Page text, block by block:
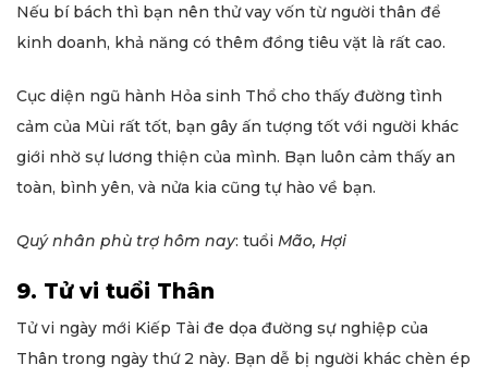
Nếu bí bách thì bạn nên thử vay vốn từ người thân để
kinh doanh, khả năng có thêm đồng tiêu vặt là rất cao.
Cục diện ngũ hành Hỏa sinh Thổ cho thấy đường tình
cảm của Mùi rất tốt, bạn gây ấn tượng tốt với người khác
giới nhờ sự lương thiện của mình. Bạn luôn cảm thấy an
toàn, bình yên, và nửa kia cũng tự hào về bạn.
Quý nhân phù trợ hôm nay: tuổi Mão, Hợi
9. Tử vi tuổi Thân
Tử vi ngày mới Kiếp Tài đe dọa đường sự nghiệp của
Thân trong ngày thứ 2 này. Bạn dễ bị người khác chèn ép